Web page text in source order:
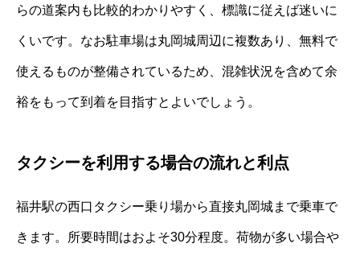
らの道案内も比較的わかりやすく、標識に従えば迷いに
くいです。なお駐車場は丸岡城周辺に複数あり、無料で
使えるものが整備されているため、混雑状況を含めて余
裕をもって到着を目指すとよいでしょう。
タクシーを利用する場合の流れと利点
福井駅の西口タクシー乗り場から直接丸岡城まで乗車で
きます。所要時間はおよそ30分程度。荷物が多い場合や